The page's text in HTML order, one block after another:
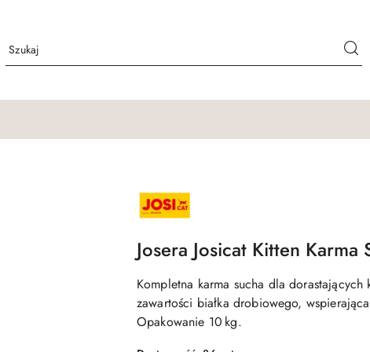
NAZWA
PRODUCENTA:
JOSICAT
Josera Josicat Kitten
Kompletna karma sucha dla
zawartości białka drobiowego,
Opakowanie 10 kg.